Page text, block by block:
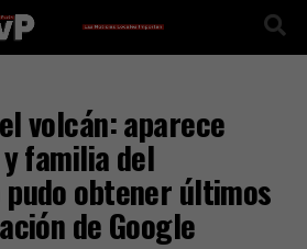
volcán: aparece
familia del
obtener últimos
de Google